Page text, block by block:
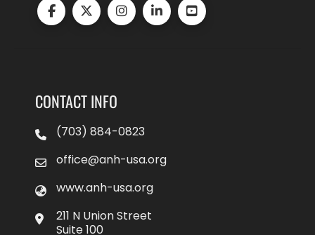
CONTACT INFO
(703) 884-0823
office@anh-usa.org
www.anh-usa.org
211 N Union Street
Suite 100